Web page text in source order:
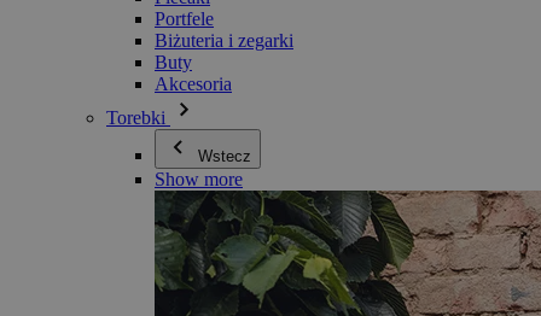
Portfele
Biżuteria i zegarki
Buty
Akcesoria
Torebki
Wstecz
Show more